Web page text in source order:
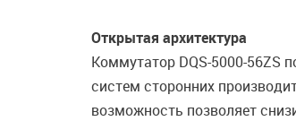
Открытая архитектура
Коммутатор DQS-5000-56ZS
систем сторонних
возможность позволяет